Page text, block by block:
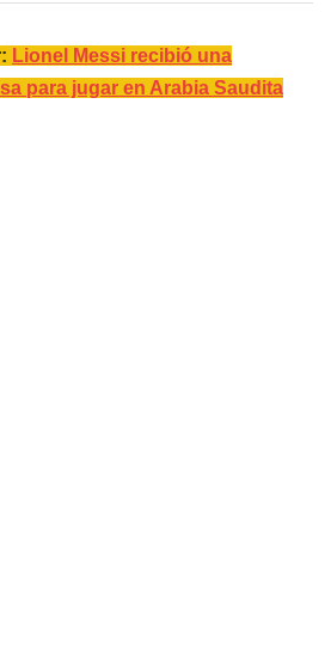
Lionel Messi recibió una
para jugar en Arabia Saudita